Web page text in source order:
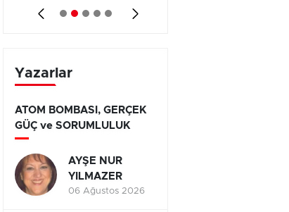
Yazarlar
ATOM BOMBASI, GERÇEK
GÜÇ ve SORUMLULUK
AYŞE NUR
YILMAZER
06 Ağustos 2026